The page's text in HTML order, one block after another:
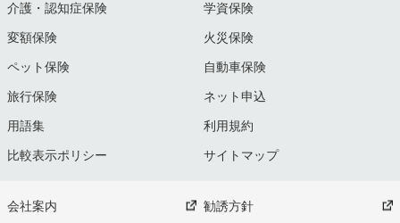
介護・認知症保険 学資保険
変額保険 火災保険
ペット保険 自動車保険
旅行保険 ネット申込
用語集 利用規約
比較表示ポリシー サイトマップ
会社案内 勧誘方針